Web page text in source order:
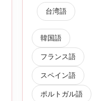
台湾語
韓国語
フランス語
スペイン語
ポルトガル語